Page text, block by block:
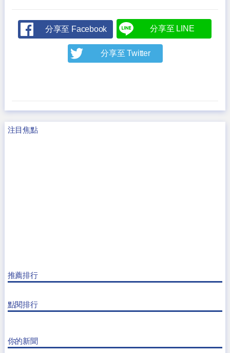
分享至 Facebook 分享至 LINE
分享至 Twitter
注目焦點
推薦排行
點閱排行
你的新聞